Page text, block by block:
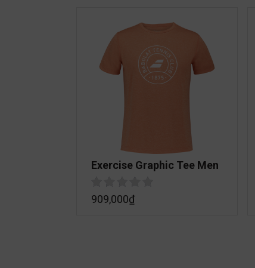
Exercise Graphic Tee Men
909,000₫